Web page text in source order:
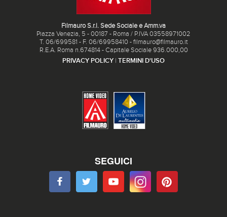
Filmauro S.r.l. Sede Sociale e Amm.va
Piazza Venezia, 5 - 00187 - Roma / P.IVA 03558971002
T. 06/699581 - F. 06/69958410 - filmauro@filmauro.it
R.E.A. Roma n.674814 - Capitale Sociale 936.000,00
PRIVACY POLICY | TERMINI D'USO
SEGUICI